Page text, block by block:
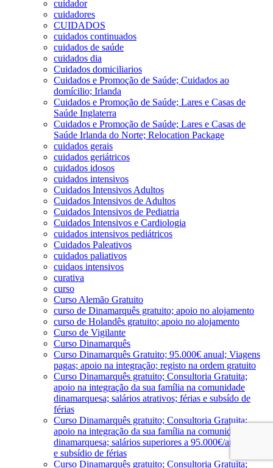
cuidador
cuidadores
CUIDADOS
cuidados continuados
cuidados de saúde
cuidados dia
Cuidados domiciliarios
Cuidados e Promoção de Saúde; Cuidados ao
domícilio; Irlanda
Cuidados e Promoção de Saúde; Lares e Casas de
Saúde Inglaterra
Cuidados e Promoção de Saúde; Lares e Casas de
Saúde Irlanda do Norte; Relocation Package
cuidados gerais
cuidados geriátricos
cuidados idosos
cuidados intensivos
Cuidados Intensivos Adultos
Cuidados Intensivos de Adultos
Cuidados Intensivos de Pediatria
Cuidados Intensivos e Cardiologia
cuidados intensivos pediátricos
Cuidados Paleativos
cuidados paliativos
cuidaos intensivos
curativa
curso
Curso Alemão Gratuito
curso de Dinamarquês gratuito; apoio no alojamento
curso de Holandês gratuito; apoio no alojamento
Curso de Vigilante
Curso Dinamarquês
Curso Dinamarquês Gratuito; 95.000€ anual; Viagens
pagas; apoio na integração; registo na ordem gratuito
Curso Dinamarquês gratuito; Consultoria Gratuita;
apoio na integração da sua família na comunidade
dinamarquesa; salários atrativos; férias e subsído de
férias
Curso Dinamarquês gratuito; Consultoria Gratuita;
apoio na integração da sua família na comunidade
dinamarquesa; salários superiores a 95.000€/ano; férias
e subsídio de férias
Curso Dinamarquês gratuito; Consultoria Gratuita;